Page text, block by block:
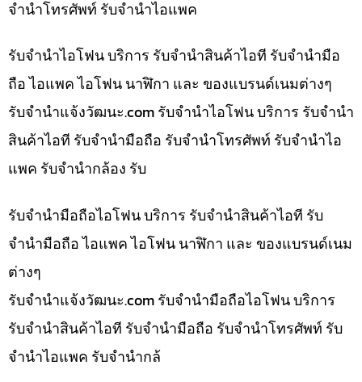
จำนำโทรศัพท์ รับจำนำไอแพค
รับจำนำไอโฟน บริการ รับจำนำสินค้าไอที รับจำนำมือ
ถือ ไอแพค ไอโฟน นาฬิกา และ ของแบรนด์เนมต่างๆ
รับจํานําแจ้งวัฒนะ.com รับจำนำไอโฟน บริการ รับจำนำ
สินค้าไอที รับจำนำมือถือ รับจำนำโทรศัพท์ รับจำนำไอ
แพค รับจำนำกล้อง รับ
รับจำนำมือถือไอโฟน บริการ รับจำนำสินค้าไอที รับ
จำนำมือถือ ไอแพค ไอโฟน นาฬิกา และ ของแบรนด์เนม
ต่างๆ
รับจํานําแจ้งวัฒนะ.com รับจำนำมือถือไอโฟน บริการ
รับจำนำสินค้าไอที รับจำนำมือถือ รับจำนำโทรศัพท์ รับ
จำนำไอแพค รับจำนำกล้